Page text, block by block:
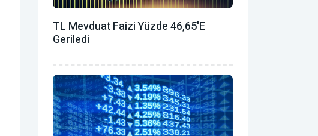
TL Mevduat Faizi Yüzde 46,65'e
Geriledi